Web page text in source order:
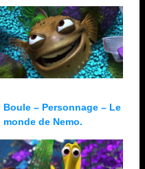
Boule – Personnage – Le
monde de Nemo.